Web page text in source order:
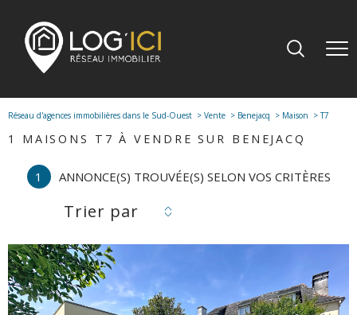
Réseau d'agences immobilières dans le Sud-Ouest Vente Benejacq Maison T7
1 MAISONS T7 À VENDRE SUR BENEJACQ
1 ANNONCE(S) TROUVÉE(S) SELON VOS CRITÈRES
Trier par